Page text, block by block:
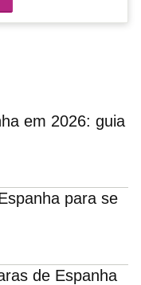
em 2026: guia
para se
de Espanha